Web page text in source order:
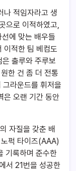
나 적임자라고 생
으로 이적하였고,
에 맞는 배우들
이적한 팀 베컴도
출루와 주루보
한 건 좀 더 전통
라운드를 휘저을
은 오랜 기간 동안
자질을 갖춘 배
퍽 타이즈(AAA)
기록하며 준수한
서 21번을 성공한